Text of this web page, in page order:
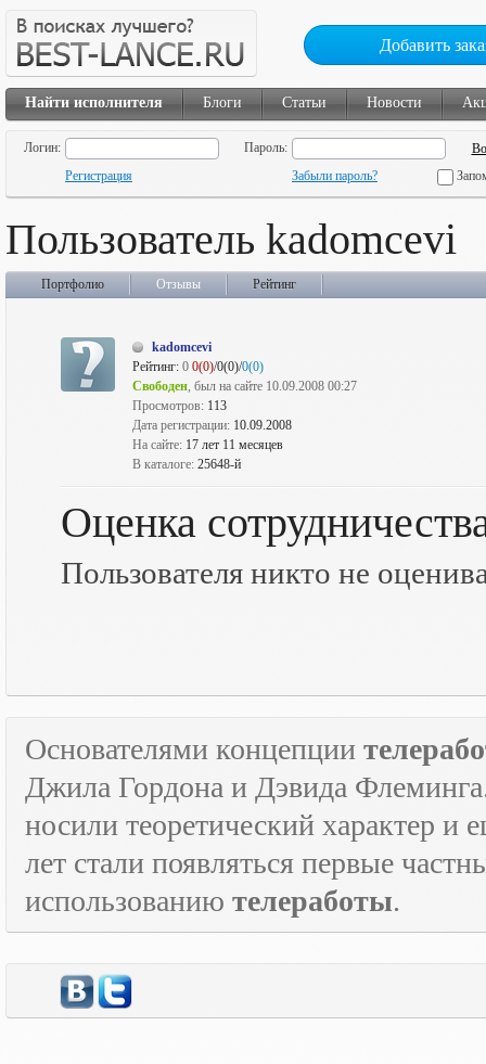
Добавить
Найти исполнителя Блоги Статьи Новости
Логин:
Пароль:
Регистрация
Забыли пароль?
Пользователь kadomcevi
Портфолио Отзывы Рейтинг
kadomcevi
Рейтинг: 0 0(0)/0(0)/0(0)
Свободен, был на сайте 10.09.2008 00:27
Просмотров: 113
Дата регистрации: 10.09.2008
На сайте: 17 лет 11 месяцев
В каталоге: 25648-й
Оценка
Пользователя никто не
Основателями концепции
Джила Гордона и Дэвида
носили теоретический характер и
лет стали появляться первые
использованию телеработы.